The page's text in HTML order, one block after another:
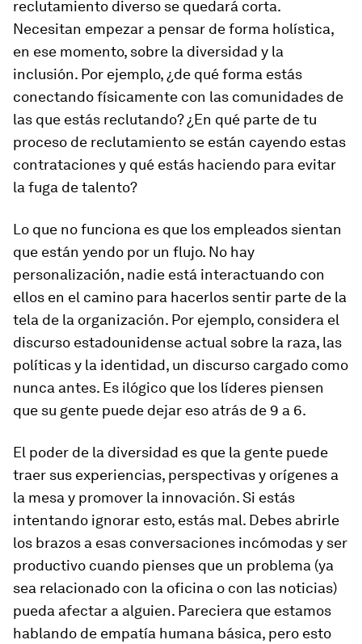
reclutamiento diverso se quedará corta.
Necesitan empezar a pensar de forma holística,
en ese momento, sobre la diversidad y la
inclusión. Por ejemplo, ¿de qué forma estás
conectando físicamente con las comunidades de
las que estás reclutando? ¿En qué parte de tu
proceso de reclutamiento se están cayendo estas
contrataciones y qué estás haciendo para evitar
la fuga de talento?
Lo que no funciona es que los empleados sientan
que están yendo por un flujo. No hay
personalización, nadie está interactuando con
ellos en el camino para hacerlos sentir parte de la
tela de la organización. Por ejemplo, considera el
discurso estadounidense actual sobre la raza, las
políticas y la identidad, un discurso cargado como
nunca antes. Es ilógico que los líderes piensen
que su gente puede dejar eso atrás de 9 a 6.
El poder de la diversidad es que la gente puede
traer sus experiencias, perspectivas y orígenes a
la mesa y promover la innovación. Si estás
intentando ignorar esto, estás mal. Debes abrirle
los brazos a esas conversaciones incómodas y ser
productivo cuando pienses que un problema (ya
sea relacionado con la oficina o con las noticias)
pueda afectar a alguien. Pareciera que estamos
hablando de empatía humana básica, pero esto